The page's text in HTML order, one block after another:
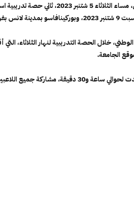
يشار إلى أن المنتخب الوطني خاض،
شتنبر 2023 .
خلال الحصة التدريبية لنهار
الجامعة.
وشهدت الحصة التدريبية، التي امتدت لحوالي